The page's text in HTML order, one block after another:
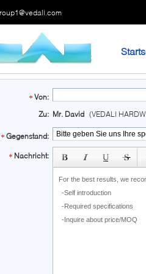
Von:
Zu: Mr. David (VEDALI
Gegenstand:
subject
Nachricht: